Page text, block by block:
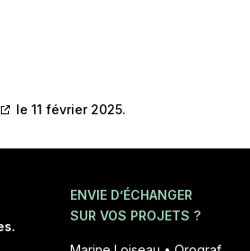
le 11 février 2025.
ENVIE D’ÉCHANGER
SUR VOS PROJETS ?